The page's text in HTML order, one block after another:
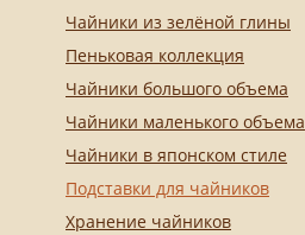
Чайники из зелёной глины
Пеньковая коллекция
Чайники большого объема
Чайники маленького объема
Чайники в японском стиле
Подставки для чайников
Хранение чайников